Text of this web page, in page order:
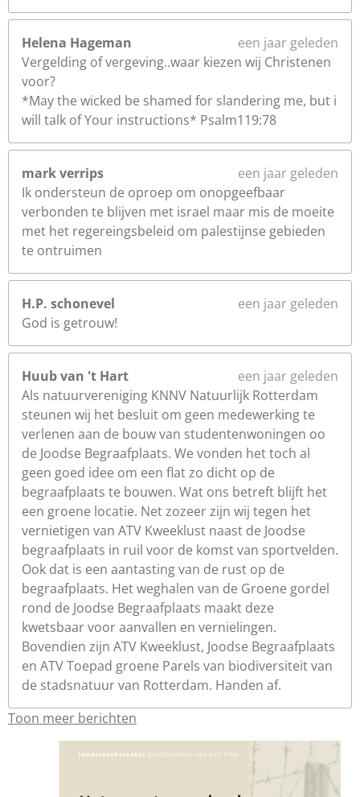
Helena Hageman
een jaar geleden
Vergelding of vergeving..waar kiezen wij Christenen
voor?
*May the wicked be shamed for slandering me, but i
will talk of Your instructions* Psalm119:78
mark verrips
een jaar geleden
Ik ondersteun de oproep om onopgeefbaar
verbonden te blijven met israel maar mis de moeite
met het regereingsbeleid om palestijnse gebieden
te ontruimen
H.P. schonevel
een jaar geleden
God is getrouw!
Huub van 't Hart
een jaar geleden
Als natuurvereniging KNNV Natuurlijk Rotterdam
steunen wij het besluit om geen medewerking te
verlenen aan de bouw van studentenwoningen oo
de Joodse Begraafplaats. We vonden het toch al
geen goed idee om een flat zo dicht op de
begraafplaats te bouwen. Wat ons betreft blijft het
een groene locatie. Net zozeer zijn wij tegen het
vernietigen van ATV Kweeklust naast de Joodse
begraafplaats in ruil voor de komst van sportvelden.
Ook dat is een aantasting van de rust op de
begraafplaats. Het weghalen van de Groene gordel
rond de Joodse Begraafplaats maakt deze
kwetsbaar voor aanvallen en vernielingen.
Bovendien zijn ATV Kweeklust, Joodse Begraafplaats
en ATV Toepad groene Parels van biodiversiteit van
de stadsnatuur van Rotterdam. Handen af.
Toon meer berichten